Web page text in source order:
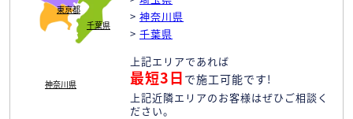
東京都
神奈川県
千葉県
> 神奈川県
> 千葉県
上記エリアであれば
最短3日 で施工可能です!
上記近隣エリアのお客様はぜひご相談く
ださい。